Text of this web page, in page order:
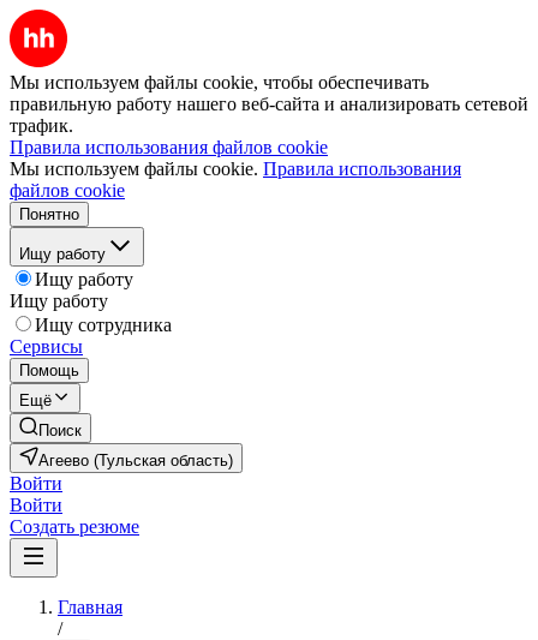
Мы используем файлы cookie, чтобы обеспечивать
правильную работу нашего веб-сайта и анализировать сетевой
трафик.
Правила использования файлов cookie
Мы используем файлы cookie. Правила использования
файлов cookie
Понятно
Ищу работу
Ищу работу
Ищу работу
Ищу сотрудника
Сервисы
Помощь
Ещё
Поиск
Агеево (Тульская область)
Войти
Войти
Создать резюме
Главная
/